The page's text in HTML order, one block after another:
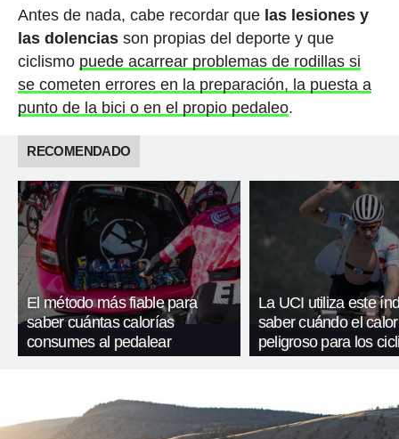
Antes de nada, cabe recordar que las lesiones y
las dolenciasson propias del deporte y que
ciclismo puede acarrear problemas de rodillas si
se cometen errores en la preparación, la puesta a
punto de la bici o en el propio pedaleo.
RECOMENDADO
El método más fiable para
saber cuántas calorías
consumes al pedalear
La UCI utiliza este
saber cuándo el
peligroso para los